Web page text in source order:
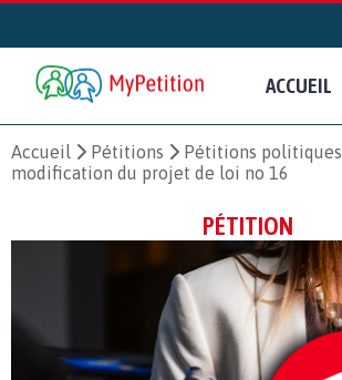
ACCUEIL
Accueil Pétitions Pétitions politiques
modification du projet de loi no 16
PÉTITION